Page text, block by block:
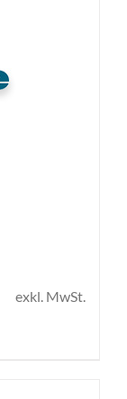
exkl. MwSt.